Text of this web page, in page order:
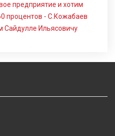
предприятие и хотим
процентов - С.Кожабаев
Сайдулле Ильясовичу